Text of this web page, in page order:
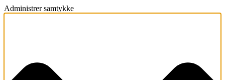
Administrer samtykke